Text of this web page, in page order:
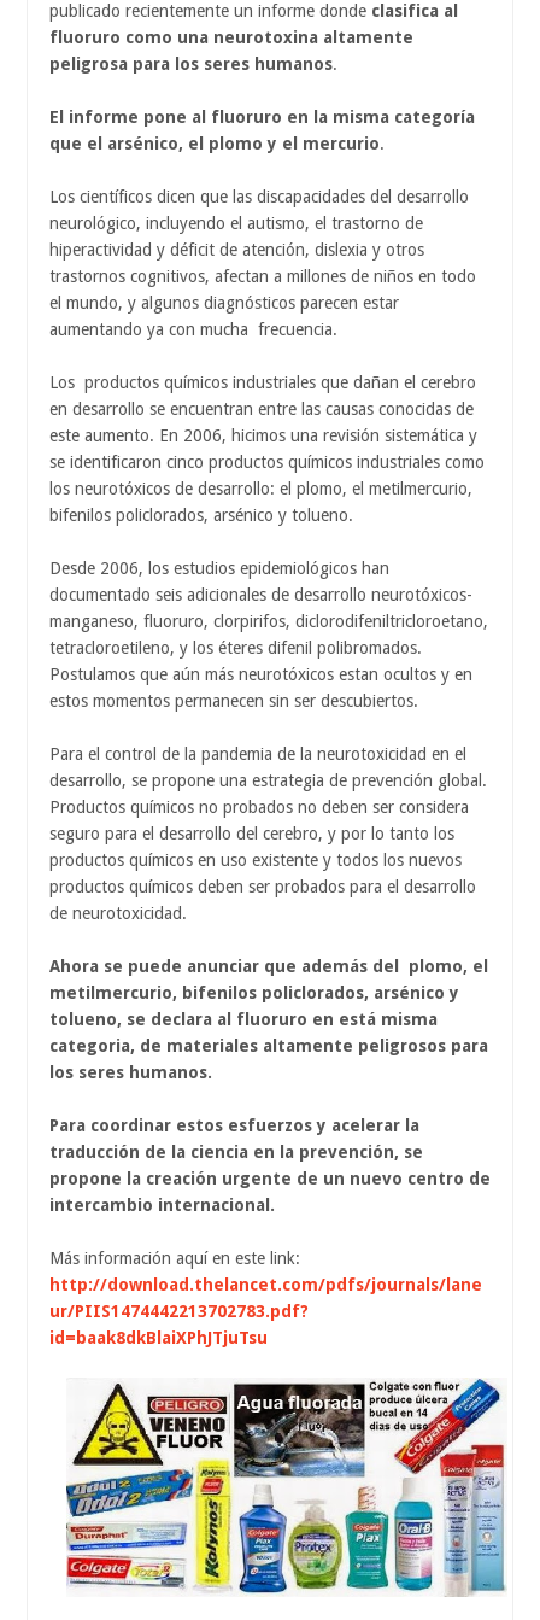
publicado recientemente un informe donde clasifica al
fluoruro como una neurotoxina altamente
peligrosa para los seres humanos.
El informe pone al fluoruro en la misma categoría
que el arsénico, el plomo y el mercurio.
Los científicos dicen que las discapacidades del desarrollo
neurológico, incluyendo el autismo, el trastorno de
hiperactividad y déficit de atención, dislexia y otros
trastornos cognitivos, afectan a millones de niños en todo
el mundo, y algunos diagnósticos parecen estar
aumentando ya con mucha frecuencia.
Los productos químicos industriales que dañan el cerebro
en desarrollo se encuentran entre las causas conocidas de
este aumento. En 2006, hicimos una revisión sistemática y
se identificaron cinco productos químicos industriales como
los neurotóxicos de desarrollo: el plomo, el metilmercurio,
bifenilos policlorados, arsénico y tolueno.
Desde 2006, los estudios epidemiológicos han
documentado seis adicionales de desarrollo neurotóxicos-
manganeso, fluoruro, clorpirifos, diclorodifeniltricloroetano,
tetracloroetileno, y los éteres difenil polibromados.
Postulamos que aún más neurotóxicos estan ocultos y en
estos momentos permanecen sin ser descubiertos.
Para el control de la pandemia de la neurotoxicidad en el
desarrollo, se propone una estrategia de prevención global.
Productos químicos no probados no deben ser considera
seguro para el desarrollo del cerebro, y por lo tanto los
productos químicos en uso existente y todos los nuevos
productos químicos deben ser probados para el desarrollo
de neurotoxicidad.
Ahora se puede anunciar que además del plomo, el
metilmercurio, bifenilos policlorados, arsénico y
tolueno, se declara al fluoruro en está misma
categoria, de materiales altamente peligrosos para
los seres humanos.
Para coordinar estos esfuerzos y acelerar la
traducción de la ciencia en la prevención, se
propone la creación urgente de un nuevo centro de
intercambio internacional.
Más información aquí en este link:
http://download.thelancet.com/pdfs/journals/lane
ur/PIIS1474442213702783.pdf?
id=baak8dkBlaiXPhJTjuTsu